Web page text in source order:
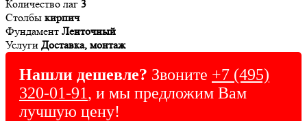
Количество лаг 3
Столбы кирпич
Фундамент Ленточный
Услуги Доставка, монтаж
Нашли дешевле? Звоните +7 (495)
320-01-91, и мы предложим Вам
лучшую цену!